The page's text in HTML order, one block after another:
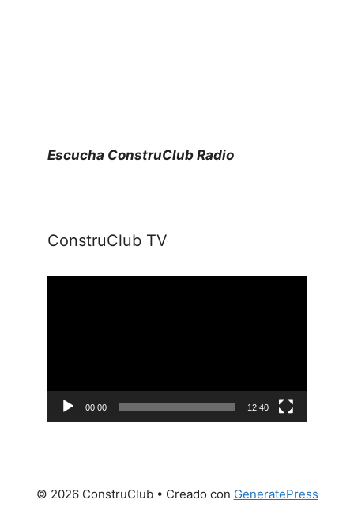
Escucha ConstruClub Radio
ConstruClub TV
00:00 12:40
© 2026 ConstruClub• Creado con GeneratePress